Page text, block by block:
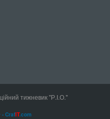
тижневик "Р.І.О."
- CrafIT.com